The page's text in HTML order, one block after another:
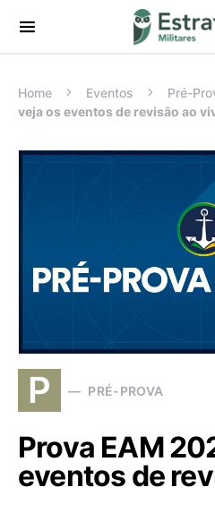
Procurar:
Home Eventos Pré-
veja os eventos de revisão ao
P PRÉ-PROVA
Prova EAM
eventos de